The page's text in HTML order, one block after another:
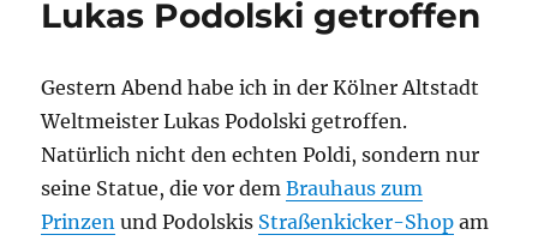
Lukas Podolski getroffen
Gestern Abend habe ich in der Kölner Altstadt
Weltmeister Lukas Podolski getroffen.
Natürlich nicht den echten Poldi, sondern nur
seine Statue, die vor demBrauhaus zum
Prinzen und Podolskis Straßenkicker-Shop am